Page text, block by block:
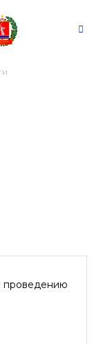
проведению